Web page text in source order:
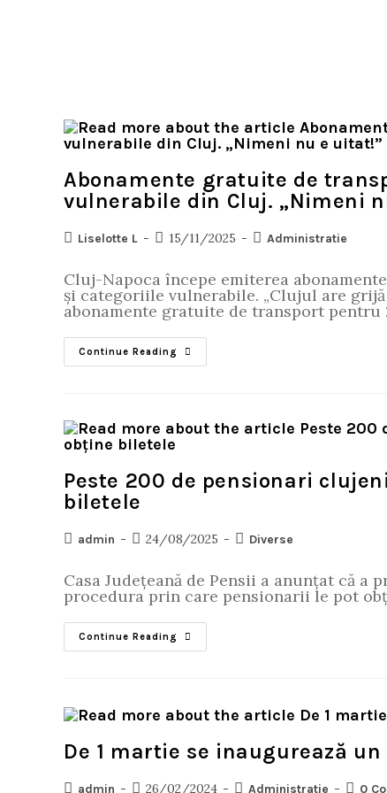
Abonamente gratuite de
vulnerabile din Cluj. „Nimeni
Liselotte L 15/11/2025 Administratie
Cluj-Napoca începe emiterea
și categoriile vulnerabile. „Clujul are
abonamente gratuite de transport pentru
Continue Reading
Peste 200 de pensionari
biletele
admin 24/08/2025 Diverse
Casa Județeană de Pensii a anunțat că
procedura prin care pensionarii le pot
Continue Reading
De 1 martie se inaugurează un
admin 26/02/2024 Administratie 0